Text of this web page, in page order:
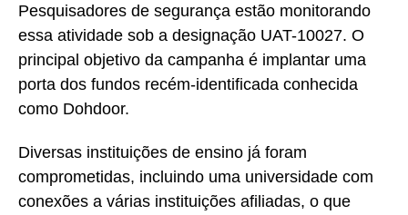
Pesquisadores de segurança estão monitorando
essa atividade sob a designação UAT-10027. O
principal objetivo da campanha é implantar uma
porta dos fundos recém-identificada conhecida
como Dohdoor.
Diversas instituições de ensino já foram
comprometidas, incluindo uma universidade com
conexões a várias instituições afiliadas, o que